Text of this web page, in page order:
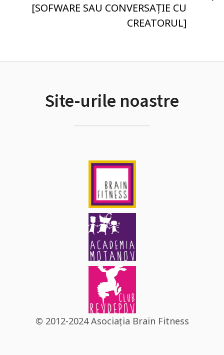
[SOFWARE SAU CONVERSAȚIE CU
CREATORUL]
Site-urile noastre
© 2012-2024 Asociația Brain Fitness